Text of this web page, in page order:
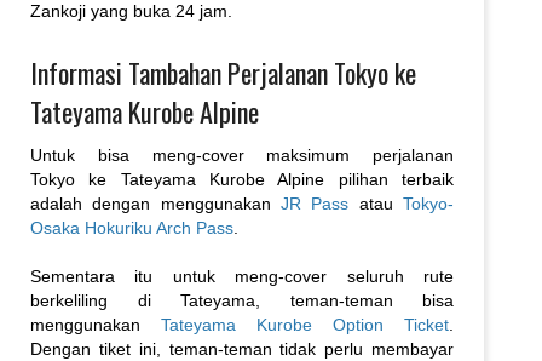
Zankoji yang buka 24 jam.
Informasi Tambahan Perjalanan Tokyo ke
Tateyama Kurobe Alpine
Untuk bisa meng-cover maksimum perjalanan
Tokyo ke Tateyama Kurobe Alpine pilihan terbaik
adalah dengan menggunakan JR Pass atauTokyo-
Osaka Hokuriku Arch Pass
Sementara itu untuk meng-cover seluruh rute
berkeliling di Tateyama, teman-teman bisa
menggunakan Tateyama Kurobe Option Ticket
Dengan tiket ini, teman-teman tidak perlu membayar